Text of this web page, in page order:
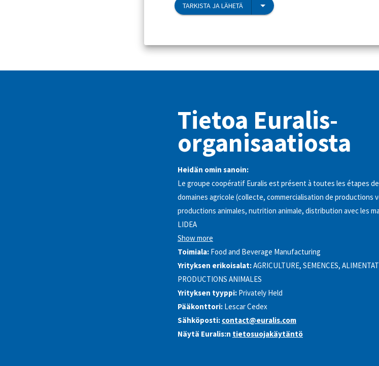
TARKISTA JA LÄHETÄ
Tietoa Euralis-
organisaatiosta
Heidän omin sanoin:
Le groupe coopératif Euralis est présent à toutes les étapes
domaines agricole (collecte, commercialisation de productions
productions animales, nutrition animale, distribution avec les
LIDEA
Show more
Toimiala: Food and Beverage Manufacturing
Yrityksen erikoisalat:AGRICULTURE, SEMENCES,
PRODUCTIONS ANIMALES
Yrityksen tyyppi: Privately Held
Pääkonttori: Lescar Cedex
Sähköposti: contact@euralis.com
Näytä Euralis:n tietosuojakäytäntö